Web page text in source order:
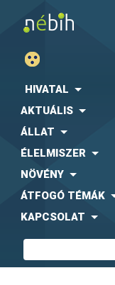
HIVATAL
AKTUÁLIS
ÁLLAT
ÉLELMISZER
NÖVÉNY
ÁTFOGÓ TÉMÁK
KAPCSOLAT